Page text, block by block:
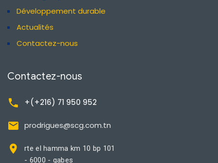
Développement durable
Actualités
Contactez-nous
Contactez-nous
+(+216) 71 950 952
prodrigues@scg.com.tn
rte el hamma km 10 bp 101
- 6000 - gabes